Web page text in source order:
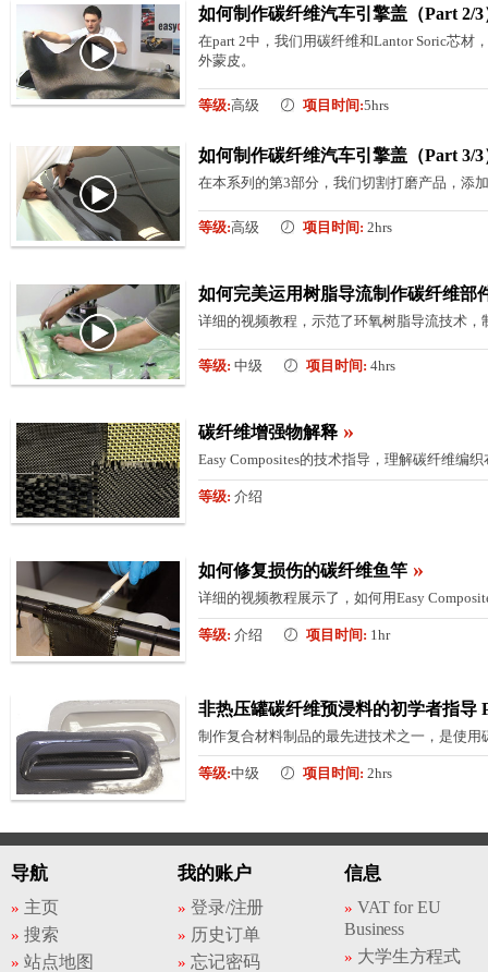
如何制作碳纤维汽车引擎盖（Part 2/
在part 2中，我们用碳纤维和Lantor Soric芯材
外蒙皮。
等级:高级 项目时间:5hrs
如何制作碳纤维汽车引擎盖（Part 3/
在本系列的第3部分，我们切割打磨产品，添
等级:高级 项目时间: 2hrs
如何完美运用树脂导流制作碳纤维部
详细的视频教程，示范了环氧树脂导流技术
等级: 中级 项目时间: 4hrs
碳纤维增强物解释 »
Easy Composites的技术指导，理解碳纤维编
等级: 介绍
如何修复损伤的碳纤维鱼竿 »
详细的视频教程展示了，如何用Easy
等级: 介绍 项目时间: 1hr
非热压罐碳纤维预浸料的初学者指导
制作复合材料制品的最先进技术之一，是使用
等级:中级 项目时间: 2hrs
导航
主页
搜索
站点地图
我的账户
登录/注册
历史订单
忘记密码
信息
VAT for EU
Business
大学生方程式